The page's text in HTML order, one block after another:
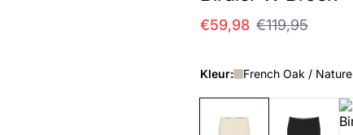
€59,98 €119,95
Kleur: French Oak / Nature